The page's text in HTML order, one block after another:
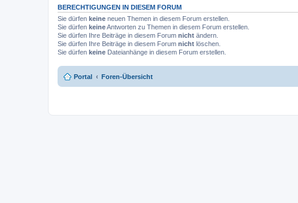
i
t
r
a
g
r
B
e
i
t
r
a
BERECHTIGUNGEN IN DIESEM FORUM
Sie dürfen keine neuen Themen in diesem Forum erstellen.
Sie dürfen keineAntworten zu Themen in diesem Forum erstellen.
Sie dürfen Ihre Beiträge in diesem Forum nicht ändern.
Sie dürfen Ihre Beiträge in diesem Forum nicht löschen.
Sie dürfen keine Dateianhänge in diesem Forum erstellen.
Portal Foren-Übersicht